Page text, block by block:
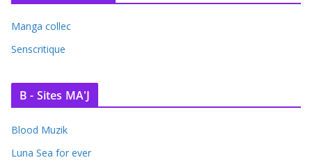
Manga collec
Senscritique
B - Sites MA'J
Blood Muzik
Luna Sea for ever